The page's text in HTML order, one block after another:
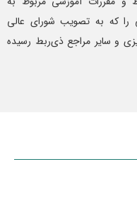
را که به تصویب شورای عالی
و سایر مراجع ذی‌ربط رسیده